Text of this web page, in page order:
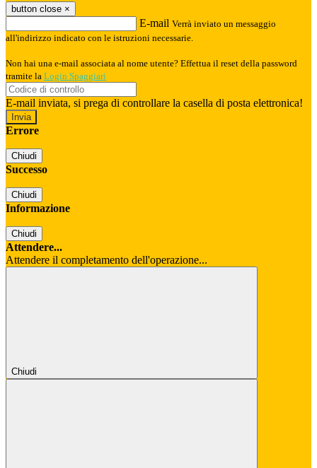
button close ×
E-mail Verrà inviato un messaggio
all'indirizzo indicato con le istruzioni necessarie.
Non hai una e-mail associata al nome utente? Effettua il reset della password
tramite la Login Spaggiari
E-mail inviata, si prega di controllare la casella di posta elettronica!
Errore
Chiudi
Successo
Chiudi
Informazione
Chiudi
Attendere...
Attendere il completamento dell'operazione...
Chiudi